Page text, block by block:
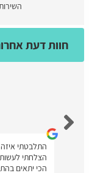
חוות דעת
התלבטתי
הצלחתי
הכי יתאים